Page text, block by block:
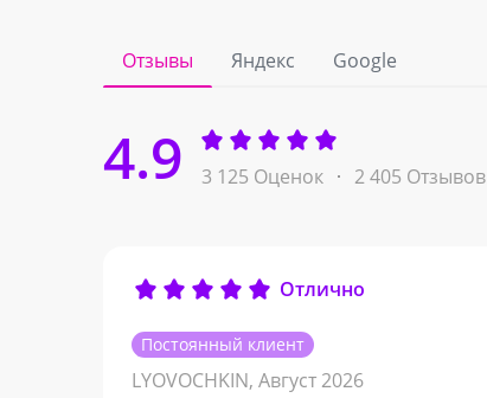
Отзывы Яндекс Google
4.9 3 125 Оценок 2 405 Отзывов
Отлично
Постоянный клиент
LYOVOCHKIN, Август 2026